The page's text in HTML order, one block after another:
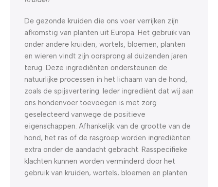
De gezonde kruiden die ons voer verrijken zijn
afkomstig van planten uit Europa. Het gebruik van
onder andere kruiden, wortels, bloemen, planten
en wieren vindt zijn oorsprong al duizenden jaren
terug. Deze ingrediënten ondersteunen de
natuurlijke processen in het lichaam van de hond,
zoals de spijsvertering. Ieder ingrediënt dat wij aan
ons hondenvoer toevoegen is met zorg
geselecteerd vanwege de positieve
eigenschappen. Afhankelijk van de grootte van de
hond, het ras of de rasgroep worden ingrediënten
extra onder de aandacht gebracht. Rasspecifieke
klachten kunnen worden verminderd door het
gebruik van kruiden, wortels, bloemen en planten.